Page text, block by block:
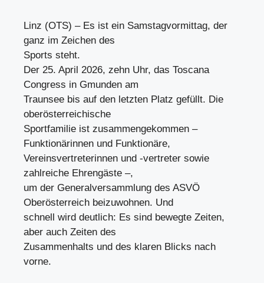
Linz (OTS) – Es ist ein Samstagvormittag, der
ganz im Zeichen des
Sports steht.
Der 25. April 2026, zehn Uhr, das Toscana
Congress in Gmunden am
Traunsee bis auf den letzten Platz gefüllt. Die
oberösterreichische
Sportfamilie ist zusammengekommen –
Funktionärinnen und Funktionäre,
Vereinsvertreterinnen und -vertreter sowie
zahlreiche Ehrengäste –,
um der Generalversammlung des ASVÖ
Oberösterreich beizuwohnen. Und
schnell wird deutlich: Es sind bewegte Zeiten,
aber auch Zeiten des
Zusammenhalts und des klaren Blicks nach
vorne.